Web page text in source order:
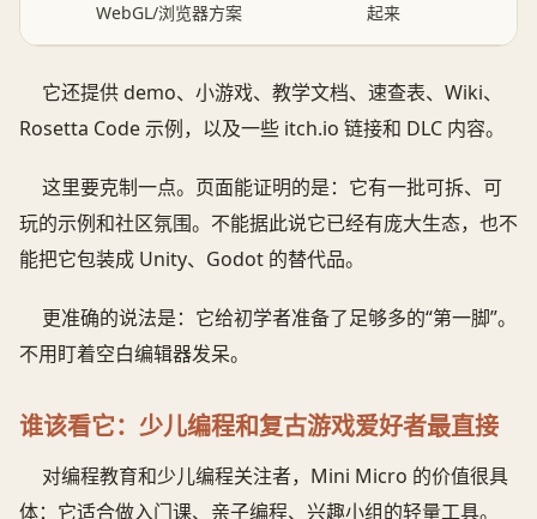
WebGL/浏览器方案
起来
它还提供 demo、小游戏、教学文档、速查表、Wiki、
Rosetta Code 示例，以及一些 itch.io 链接和 DLC 内容。
这里要克制一点。页面能证明的是：它有一批可拆、可
玩的示例和社区氛围。不能据此说它已经有庞大生态，也不
能把它包装成 Unity、Godot 的替代品。
更准确的说法是：它给初学者准备了足够多的“第一脚”。
不用盯着空白编辑器发呆。
谁该看它：少儿编程和复古游戏爱好者最直接
对编程教育和少儿编程关注者，Mini Micro 的价值很具
体：它适合做入门课、亲子编程、兴趣小组的轻量工具。